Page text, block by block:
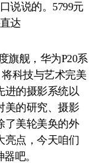
说说的。5799元
达
旗舰，华为P20系
科技与艺术完美
进的摄影系统以
美的研究、摄影
了美轮美奂的外
亮点，今天咱们
吧。